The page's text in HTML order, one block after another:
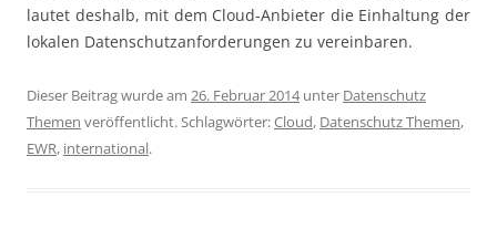
lautet deshalb, mit dem Cloud-Anbieter die Einhaltung der
lokalen Datenschutzanforderungen zu vereinbaren.
Dieser Beitrag wurde am 26. Februar 2014unter Datenschutz
Themen veröffentlicht. Schlagwörter:Cloud, Datenschutz Themen,
EWR, international.